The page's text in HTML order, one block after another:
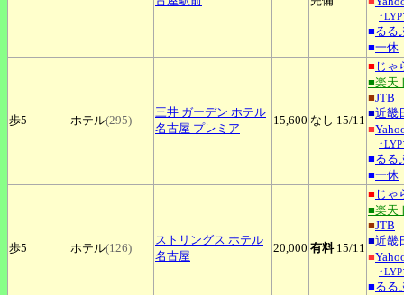
■るる
■一休
歩5 ホテル(295)
三井 ガーデン ホテル
名古屋 プレミア
15,600 なし 15/11
■ じゃ
■楽天
■JTB
■近畿
■
■るる
■一休
歩5 ホテル(126)
ストリングス ホテル
名古屋
20,000 有料 15/11
■ じゃ
■楽天
■JTB
■近畿
■
■るる